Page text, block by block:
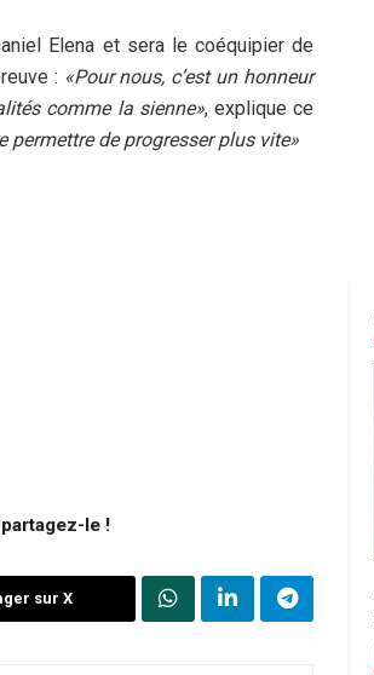
Elena et sera le coéquipier de
: «Pour nous, c’est un honneur
comme la sienne», explique ce
permettre de progresser plus vite»
le !
sur X